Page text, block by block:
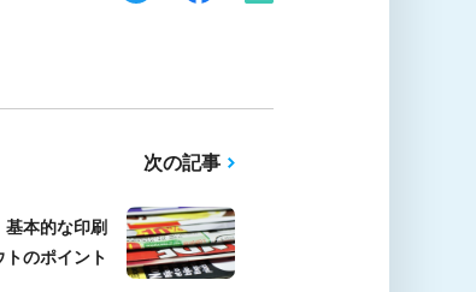
次の記事
基本的な印刷
のポイント